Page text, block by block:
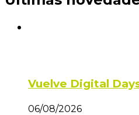
Vuelve Digital
06/08/2026